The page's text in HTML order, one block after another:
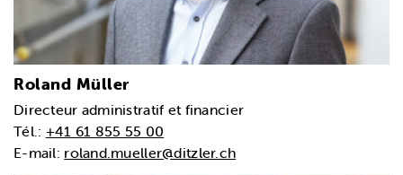
Roland Müller
Directeur administratif et financier
Tél.: +41 61 855 55 00
E-mail: roland.mueller@ditzler.ch